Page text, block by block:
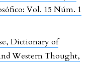
Vol. 15 Núm. 1
Dictionary of
Western Thought,